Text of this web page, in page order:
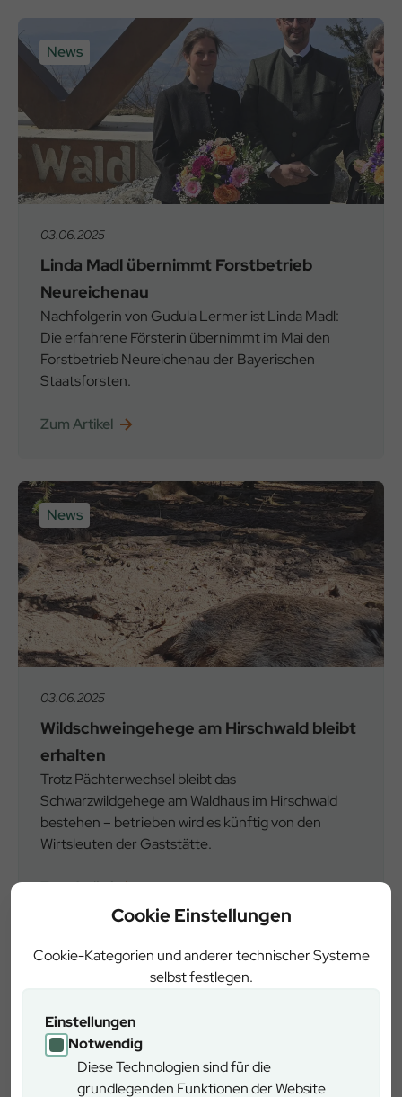
Cookie Einstellungen
Cookie-Kategorien und anderer technischer Systeme
selbst festlegen.
Einstellungen
Notwendig
Diese Technologien sind für die
grundlegenden Funktionen der Website
News
03.06.2025
Linda Madl übernimmt Forstbetrieb
Neureichenau
Nachfolgerin von Gudula Lermer ist Linda Madl:
Die erfahrene Försterin übernimmt im Mai den
Forstbetrieb Neureichenau der Bayerischen
Staatsforsten.
Zum Artikel
News
03.06.2025
Wildschweingehege am Hirschwald bleibt
erhalten
Trotz Pächterwechsel bleibt das
Schwarzwildgehege am Waldhaus im Hirschwald
bestehen – betrieben wird es künftig von den
Wirtsleuten der Gaststätte.
Zum Artikel